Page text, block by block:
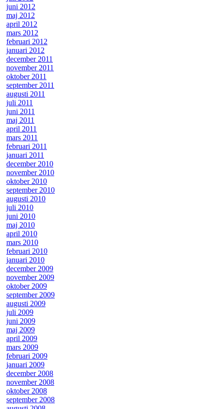
juni 2012
maj 2012
april 2012
mars 2012
februari 2012
januari 2012
december 2011
november 2011
oktober 2011
september 2011
augusti 2011
juli 2011
juni 2011
maj 2011
april 2011
mars 2011
februari 2011
januari 2011
december 2010
november 2010
oktober 2010
september 2010
augusti 2010
juli 2010
juni 2010
maj 2010
april 2010
mars 2010
februari 2010
januari 2010
december 2009
november 2009
oktober 2009
september 2009
augusti 2009
juli 2009
juni 2009
maj 2009
april 2009
mars 2009
februari 2009
januari 2009
december 2008
november 2008
oktober 2008
september 2008